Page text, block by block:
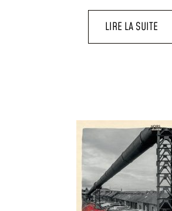
LIRE LA SUITE